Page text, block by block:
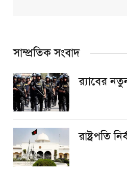
সাম্প্রতিক সংবাদ
র‌্যাবের
রাষ্ট্রপতি